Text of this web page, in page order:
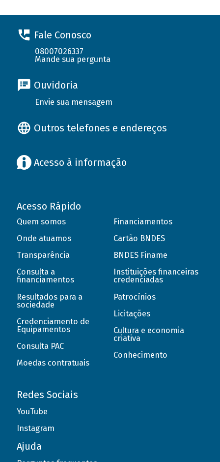
Fale Conosco
08007026337
Mande sua pergunta
Ouvidoria
Envie sua mensagem
Outros telefones e endereços
Acesso à informação
Acesso Rápido
Quem somos
Onde atuamos
Transparência
Consulta a
financiamentos
Resultados para a
sociedade
Credenciamento de
Equipamentos
Consulta PAC
Moedas contratuais
Financiamentos
Cartão BNDES
BNDES Finame
Instituições financeiras
credenciadas
Patrocínios
Licitações
Cultura e economia
criativa
Conhecimento
Redes Sociais
YouTube
Instagram
Ajuda